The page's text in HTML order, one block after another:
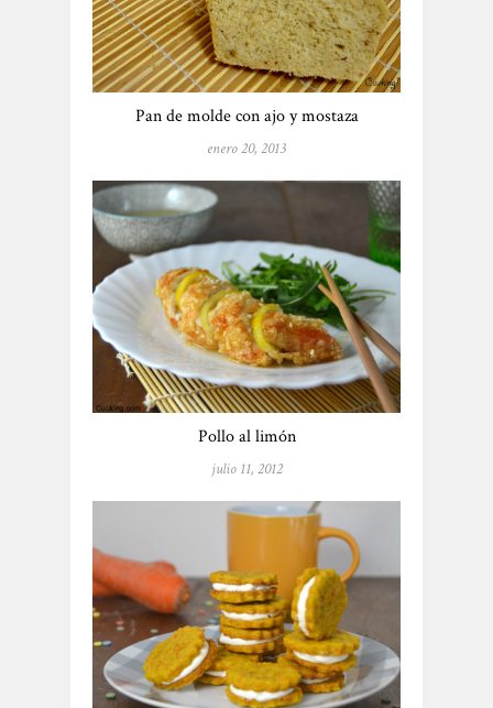
Pan de molde con ajo y mostaza
enero 20, 2013
Pollo al limón
julio 11, 2012